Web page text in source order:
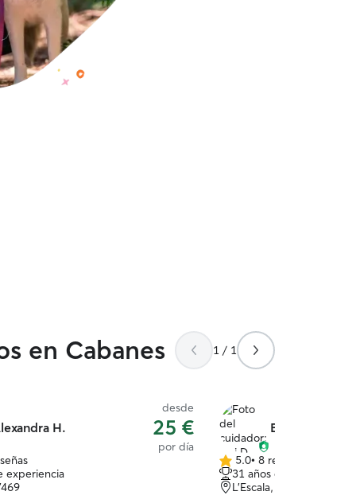
en Cabanes 1 / 1
H.
desde
25 €
por día
experiencia
Blai D.
5.0
de
5
5.0• 8 reseñas
31 años de experiencia
L'Escala, 17130